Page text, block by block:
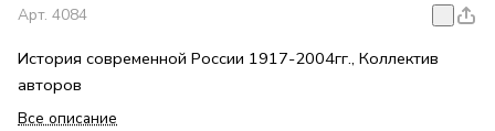
Арт. 4084
История современной России 1917-2004гг., Коллектив
авторов
Все описание